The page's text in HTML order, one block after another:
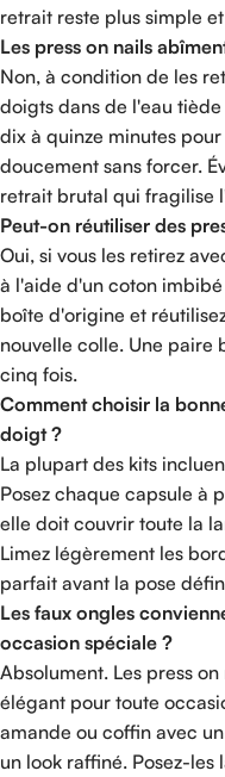
retrait reste plus simple
Les press on nails
Non, à condition de les
doigts dans de l'eau
dix à quinze minutes
doucement sans forcer.
retrait brutal qui fragilise
Peut-on réutiliser des
Oui, si vous les retirez
à l'aide d'un coton
boîte d'origine et
nouvelle colle. Une paire
cinq fois.
Comment choisir la
doigt ?
La plupart des kits
Posez chaque capsule à
elle doit couvrir toute la
Limez légèrement les
parfait avant la pose
Les faux ongles
occasion spéciale ?
Absolument. Les press
élégant pour toute
amande ou coffin avec
un look raffiné. Posez-